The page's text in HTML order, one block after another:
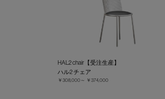
HAL2 chair【受注生産】
ハル2 チェア
￥308,000～ ￥374,000